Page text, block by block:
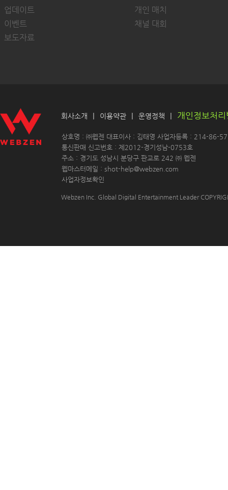
업데이트
이벤트
보도자료
개인 매치
채널 대회
회사소개 | 이용약관 | 운영정책 | 개인정보처
상호명 : ㈜웹젠 대표이사 : 김태영 사업자등록 : 214-86-
통신판매 신고번호 : 제2012-경기성남-0753호
주소 : 경기도 성남시 분당구 판교로 242 ㈜ 웹젠
웹마스터메일 : shot-help@webzen.com
사업자정보확인
Webzen Inc. Global Digital Entertainment Leader